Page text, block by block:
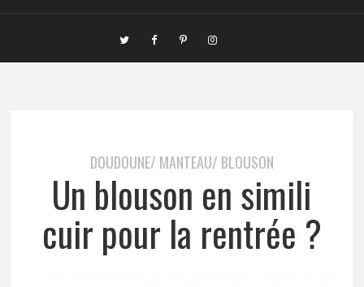
DOUDOUNE/ MANTEAU/ BLOUSON
Un blouson en simili
cuir pour la rentrée ?